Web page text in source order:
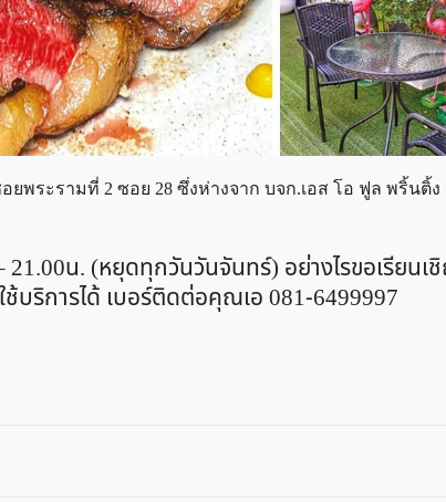
ยพระรามที่ 2 ซอย 28 ซึ่งห่างจาก บจก.เอส โอ ฟูล พริ้นติ้ง
21.00น. (หยุดทุกวันวันจันทร์) อย่างไรขอเรียนเ
บริการได้ เบอร์ติดต่อคุณเอ 081-6499997